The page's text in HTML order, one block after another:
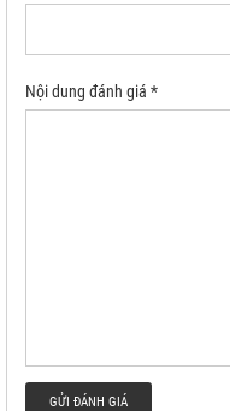
Nội dung đánh giá *
GỬI ĐÁNH GIÁ